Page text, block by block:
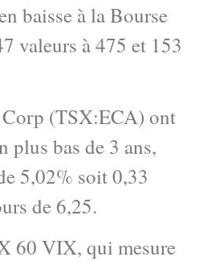
baisse à la Bourse
valeurs à 475 et 153
(TSX:ECA) ont
plus bas de 3 ans,
5,02% soit 0,33
de 6,25.
60 VIX, qui mesure